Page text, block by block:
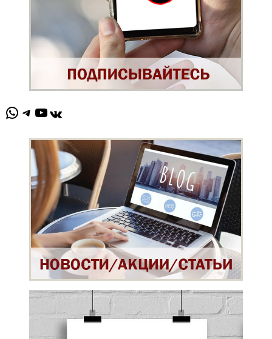
WhatsApp Telegram YouTube ВКонтакте